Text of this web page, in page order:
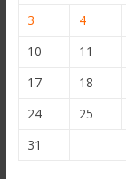
3
4
10
11
17
18
24
25
31